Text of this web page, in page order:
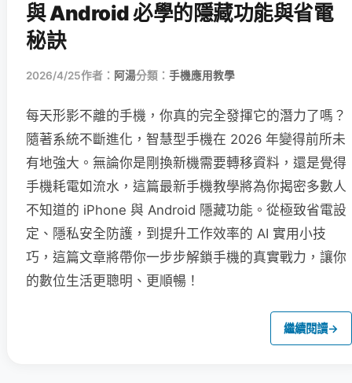
與 Android 必學的隱藏功能與省電
秘訣
2026/4/25作者： 阿湯分類： 手機應用教學
每天形影不離的手機，你真的完全發揮它的潛力了嗎？
隨著系統不斷進化，智慧型手機在 2026 年變得前所未
有地強大。無論你是剛換新機需要轉移資料，還是覺得
手機耗電如流水，這篇最新手機教學將為你揭密多數人
不知道的 iPhone 與 Android 隱藏功能。從極致省電設
定、隱私安全防護，到提升工作效率的 AI 實用小技
巧，這篇文章將帶你一步步解鎖手機的真實戰力，讓你
的數位生活更聰明、更順暢！
繼續閱讀→